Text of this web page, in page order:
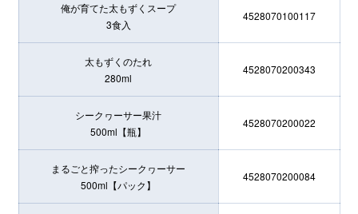
俺が育てた太もずくスープ
3食入
4528070100117
太もずくのたれ
280ml
4528070200343
シークヮーサー果汁
500ml【瓶】
4528070200022
まるごと搾ったシークヮーサー
500ml【パック】
4528070200084